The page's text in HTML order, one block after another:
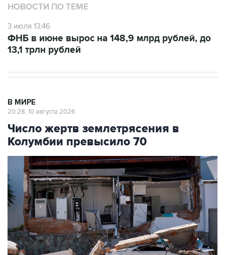
3 июля 13:46
13,1 трлн рублей
Число жертв землетрясения в
Колумбии превысило 70